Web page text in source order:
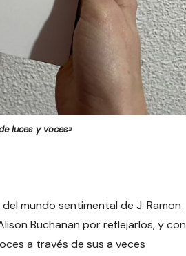
luces y voces»
mundo sentimental de J. Ramon
Buchanan por reflejarlos, y con
a través de sus a veces